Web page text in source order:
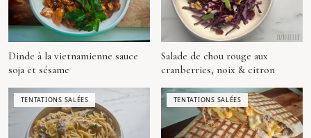
Dinde à la vietnamienne sauce
soja et sésame
Salade de chou rouge aux
cranberries, noix & citron
TENTATIONS SALÉES TENTATIONS SALÉES